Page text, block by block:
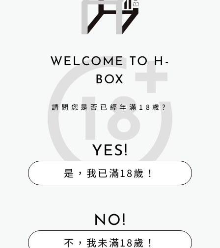
升級RRS PLUS塗裝+8000元
下體植毛+1500元
全身加熱+3000元
WELCOME TO H-
BOX
請問您是否已經年滿18歲?
YES!
是，我已滿18歲！
NO!
不，我未滿18歲！